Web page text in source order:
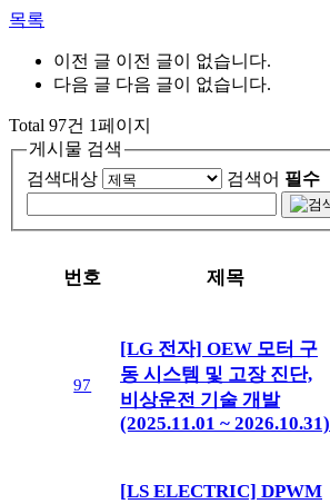
목록
이전 글 이전 글이 없습니다.
다음 글 다음 글이 없습니다.
Total 97건 1페이지
게시물 검색
검색대상
검색어 필수
번호 제목
97
[LG 전자] OEW 모터 구
동 시스템 및 고장 진단,
비상운전 기술 개발
(2025.11.01 ~ 2026.10.31)
[LS ELECTRIC] DPWM